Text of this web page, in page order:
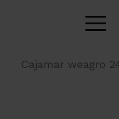
Cajamar weagro